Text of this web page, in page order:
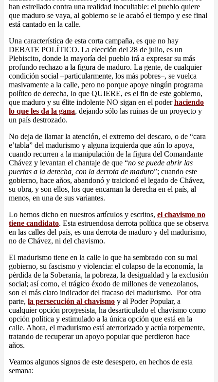
han estrellado contra una realidad inocultable: el pueblo quiere
que maduro se vaya, al gobierno se le acabó el tiempo y ese final
está cantado en la calle.
Una característica de esta corta campaña, es que no hay
DEBATE POLÍTICO. La elección del 28 de julio, es un
Plebiscito, donde la mayoría del pueblo irá a expresar su más
profundo rechazo a la figura de maduro. La gente, de cualquier
condición social –particularmente, los más pobres–, se vuelca
masivamente a la calle, pero no porque apoye ningún programa
político de derecha, lo que QUIERE, es el fin de este gobierno,
que maduro y su élite indolente NO sigan en el poderhaciendo
lo que les da la gana, dejando sólo las ruinas de un proyecto y
un país destrozado.
No deja de llamar la atención, el extremo del descaro, o de “cara
e’tabla” del madurismo y alguna izquierda que aún lo apoya,
cuando recurren a la manipulación de la figura del Comandante
Chávez y levantan el chantaje de que “no se puede abrir las
puertas a la derecha, con la derrota de maduro”; cuando este
gobierno, hace años, abandonó y traicionó el legado de Chávez,
su obra, y son ellos, los que encarnan la derecha en el país, al
menos, en una de sus variantes.
Lo hemos dicho en nuestros artículos y escritos, el chavismo no
tiene candidato. Esta estruendosa derrota política que se observa
en las calles del país, es una derrota de maduro y del madurismo,
no de Chávez, ni del chavismo.
El madurismo tiene en la calle lo que ha sembrado con su mal
gobierno, su fascismo y violencia: el colapso de la economía, la
pérdida de la Soberanía, la pobreza, la desigualdad y la exclusión
social; así como, el trágico éxodo de millones de venezolanos,
son el más claro indicador del fracaso del madurismo. Por otra
parte, la persecución al chavismo y al Poder Popular, a
cualquier opción progresista, ha desarticulado el chavismo como
opción política y estimulado a la única opción que está en la
calle. Ahora, el madurismo está aterrorizado y actúa torpemente,
tratando de recuperar un apoyo popular que perdieron hace
años.
Veamos algunos signos de este desespero, en hechos de esta
semana: